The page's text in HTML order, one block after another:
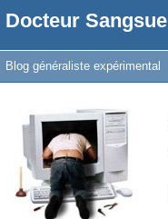
Docteur Sangsue
Blog généraliste expérimental